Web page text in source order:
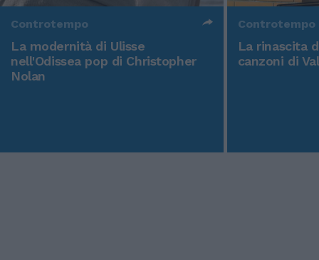
Controtempo
La modernità di Ulisse
nell'Odissea pop di Christopher
Nolan
Controtempo
La rinascita
canzoni di